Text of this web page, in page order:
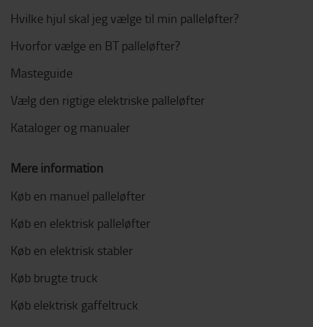
Hvilke hjul skal jeg vælge til min palleløfter?
Hvorfor vælge en BT palleløfter?
Masteguide
Vælg den rigtige elektriske palleløfter
Kataloger og manualer
Mere information
Køb en manuel palleløfter
Køb en elektrisk palleløfter
Køb en elektrisk stabler
Køb brugte truck
Køb elektrisk gaffeltruck